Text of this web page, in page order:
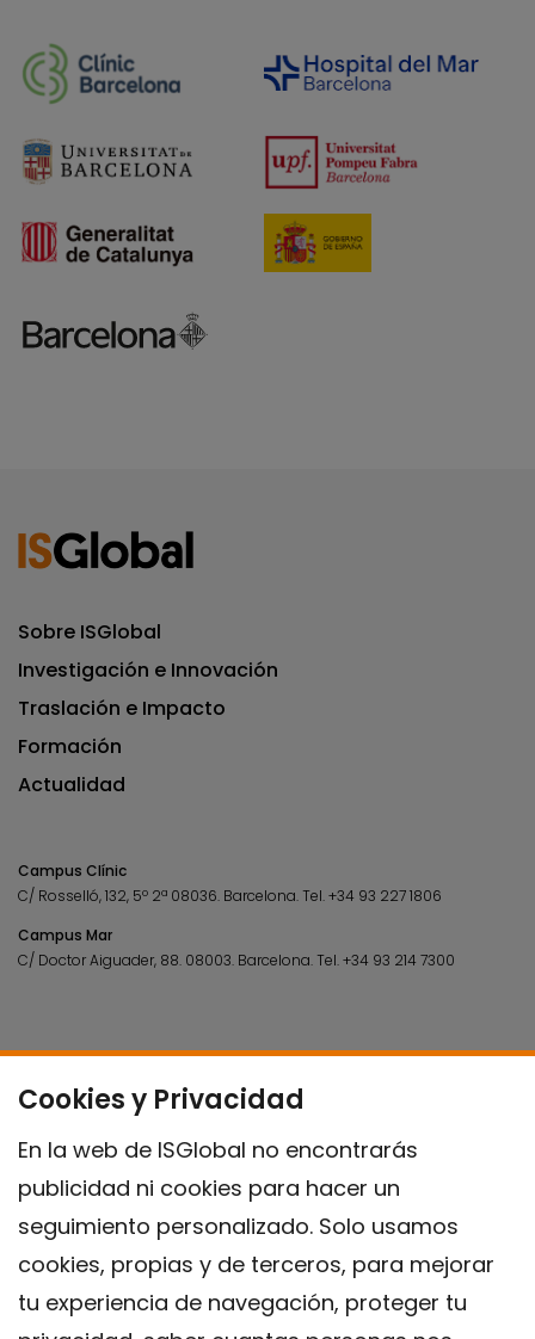
Cookies y Privacidad
En la web de ISGlobal no encontrarás
publicidad ni cookies para hacer un
seguimiento personalizado. Solo usamos
cookies, propias y de terceros, para mejorar
tu experiencia de navegación, proteger tu
Sobre ISGlobal
Investigación e Innovación
Traslación e Impacto
Formación
Actualidad
Campus Clínic
C/ Rosselló, 132, 5º 2ª 08036. Barcelona.Tel.+34 93 227 1806
Campus Mar
C/ Doctor Aiguader, 88. 08003. Barcelona.Tel.+34 93 214 7300